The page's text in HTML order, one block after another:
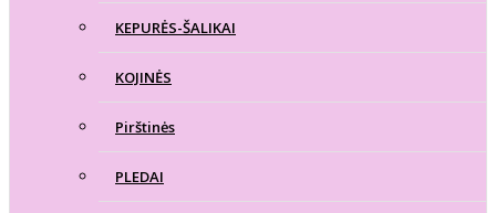
KEPURĖS-ŠALIKAI
KOJINĖS
Pirštinės
PLEDAI